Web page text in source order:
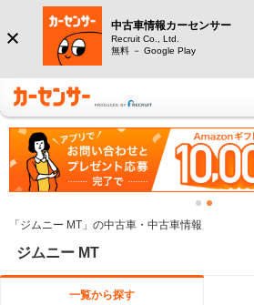
中古車情報カーセンサー
Recruit Co., Ltd.
無料 － Google Play
「ジムニー MT」の中古車・中古車情報
ジムニー MT
一覧から探す